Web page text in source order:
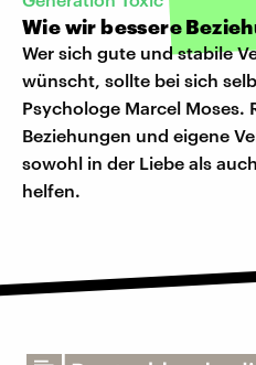
Wie wir bessere
Wer sich gute und stabile
wünscht, sollte bei sich
Psychologe Marcel Moses.
Beziehungen und eigene
sowohl in der Liebe als
helfen.